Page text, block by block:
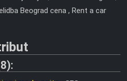
Beograd cena , Rent a car